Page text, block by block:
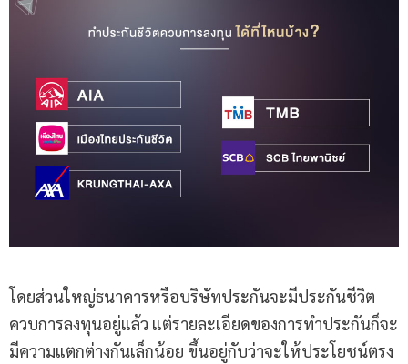
โดยส่วนใหญ่ธนาคารหรือบริษัทประกันจะมีประกันชีวิต
ควบการลงทุนอยู่แล้ว แต่รายละเอียดของการทำประกันก็จะ
มีความแตกต่างกันเล็กน้อย ขึ้นอยู่กับว่าจะให้ประโยชน์ตรง